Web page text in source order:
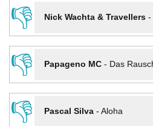
👎
Nick Wachta & Travellers-
👎
Papageno MC- Das
👎
Pascal Silva- Aloha